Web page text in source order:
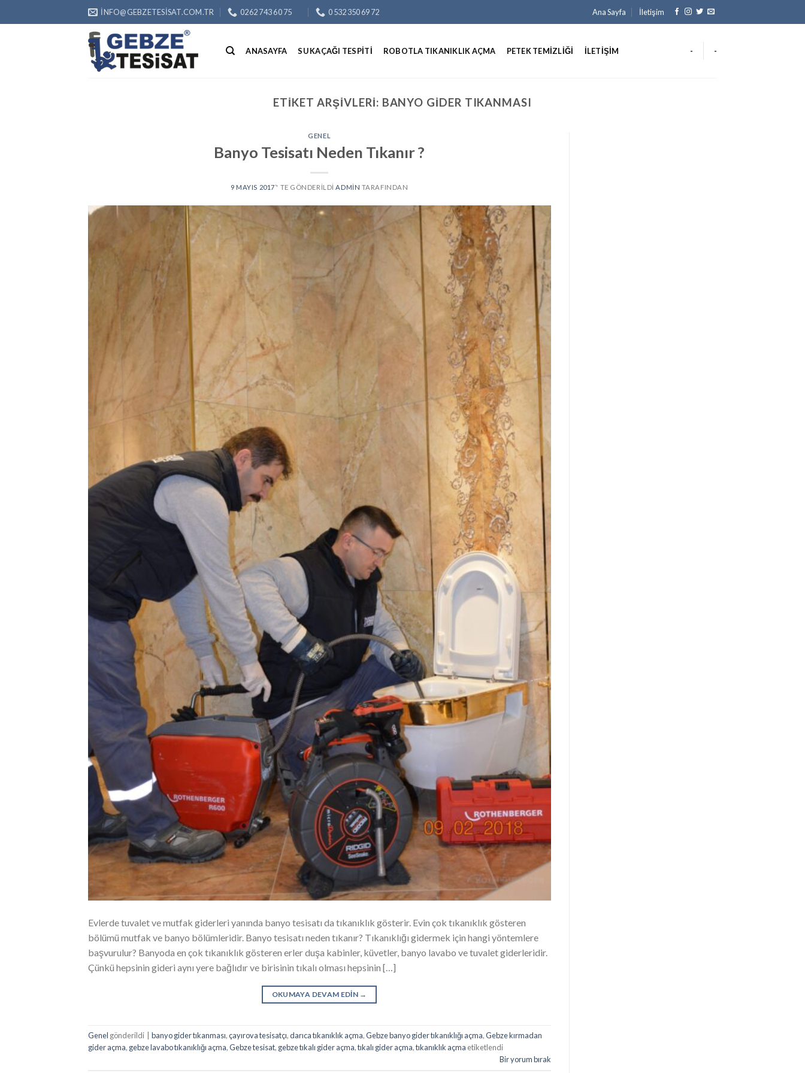
to
INFO@GEBZETESISAT.COM.TR 0262 743 60 75 0 532 350 69 72 Ana Sayfa İletişim
ANASAYFA SU KAÇAĞI TESPITI ROBOTLA TIKANIKLIK AÇMA PETEK TEMIZLIĞI İLETIŞIM - -
ETIKET ARŞIVLERI: BANYO GIDER TIKANMASI
GENEL
Banyo Tesisatı Neden Tıkanır ?
9 MAYIS 2017’' TE GÖNDERILDI ADMIN TARAFINDAN
Evlerde tuvalet ve mutfak giderleri yanında banyo tesisatı da tıkanıklık gösterir. Evin çok tıkanıklık gösteren
bölümü mutfak ve banyo bölümleridir. Banyo tesisatı neden tıkanır? Tıkanıklığı gidermek için hangi yöntemlere
başvurulur? Banyoda en çok tıkanıklık gösteren erler duşa kabinler, küvetler, banyo lavabo ve tuvalet giderleridir.
Çünkü hepsinin gideri aynı yere bağlıdır ve birisinin tıkalı olması hepsinin […]
OKUMAYA DEVAM EDIN →
Genel gönderildi banyo gider tıkanması,çayırova tesisatçı,darıca tıkanıklık açma,Gebze banyo gider tıkanıklığı açma,Gebze kırmadan
gider açma, gebze lavabo tıkanıklığı açma,Gebze tesisat, gebze tıkalı gider açma,tıkalı gider açma,tıkanıklık açma etiketlendi
Bir yorum bırak